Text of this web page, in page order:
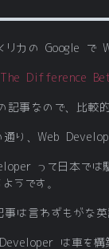
リカの Google で
Difference
事なので、比較的
通り、Web
って日本では
うです。
事は言わずもがな英
は車を構